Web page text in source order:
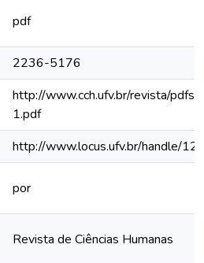
pdf
2236-5176
http://www.cch.ufv.br/revista/
1.pdf
http://www.locus.ufv.br/handle/
por
Revista de Ciências Humanas